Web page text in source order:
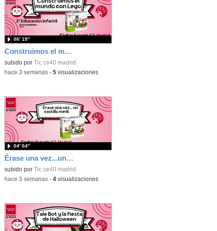
Construimos el mundo con Lego
subido por Tic ce40 madrid
06′ 19″
-hace 3 semanas- 5visualizaciones
Érase una vez...un castillo medieval
subido por Tic ce40 madrid
04′ 04″
-hace 3 semanas- 4visualizaciones